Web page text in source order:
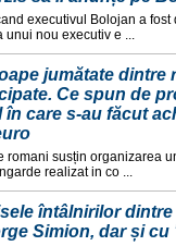
executivul Bolojan a fost
unui nou executiv e ...
jumătate dintre
Ce spun de
în care s-au făcut
romani susțin organizarea
realizat in co ...
întâlnirilor
Simion, dar și